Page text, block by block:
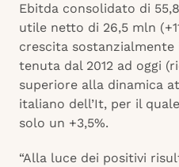
Ebitda consolidato di
utile netto di 26,5 mln
crescita
tenuta dal 2012 ad oggi
superiore alla dinamica
italiano dell’It, per il
solo un +3,5%.
“Alla luce dei positivi